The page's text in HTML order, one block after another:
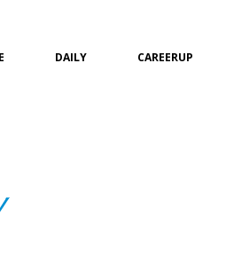
DAILY CAREERUP